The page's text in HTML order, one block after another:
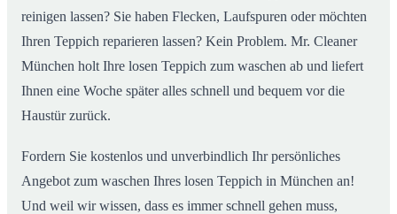
reinigen lassen? Sie haben Flecken, Laufspuren oder möchten
Ihren Teppich reparieren lassen? Kein Problem. Mr. Cleaner
München holt Ihre losen Teppich zum waschen ab und liefert
Ihnen eine Woche später alles schnell und bequem vor die
Haustür zurück.
Fordern Sie kostenlos und unverbindlich Ihr persönliches
Angebot zum waschen Ihres losen Teppich in München an!
Und weil wir wissen, dass es immer schnell gehen muss,